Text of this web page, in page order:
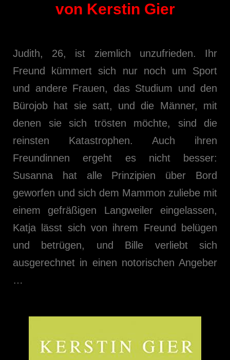
von Kerstin Gier
Judith, 26, ist ziemlich unzufrieden. Ihr
Freund kümmert sich nur noch um Sport
und andere Frauen, das Studium und den
Bürojob hat sie satt, und die Männer, mit
denen sie sich trösten möchte, sind die
reinsten Katastrophen. Auch ihren
Freundinnen ergeht es nicht besser:
Susanna hat alle Prinzipien über Bord
geworfen und sich dem Mammon zuliebe mit
einem gefräßigen Langweiler eingelassen,
Katja lässt sich von ihrem Freund belügen
und betrügen, und Bille verliebt sich
ausgerechnet in einen notorischen Angeber
…